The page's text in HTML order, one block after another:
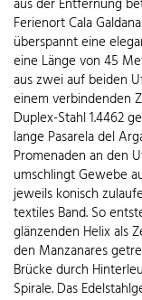
aus der Entfernung
Ferienort Cala
überspannt eine
eine Länge von 45
aus zwei auf beiden
einem verbindenden
Duplex-Stahl 1.4462
lange Pasarela del
Promenaden an den
umschlingt Gewebe
jeweils konisch
textiles Band. So
glänzenden Helix als
den Manzanares
Brücke durch
Spirale. Das